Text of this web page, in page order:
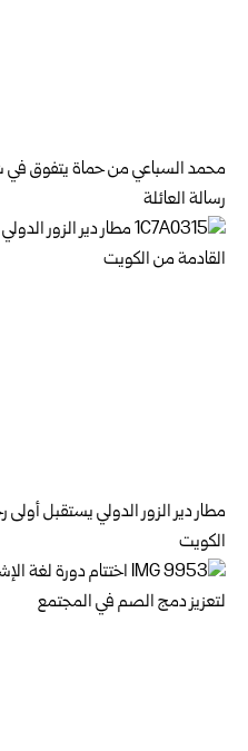
محمد السباعي من حماة يتفوق في
رسالة العائلة
مطار دير الزور الدولي يستقبل
الكويت